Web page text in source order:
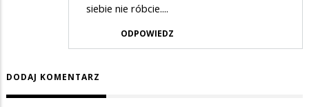
siebie nie róbcie....
ODPOWIEDZ
DODAJ KOMENTARZ